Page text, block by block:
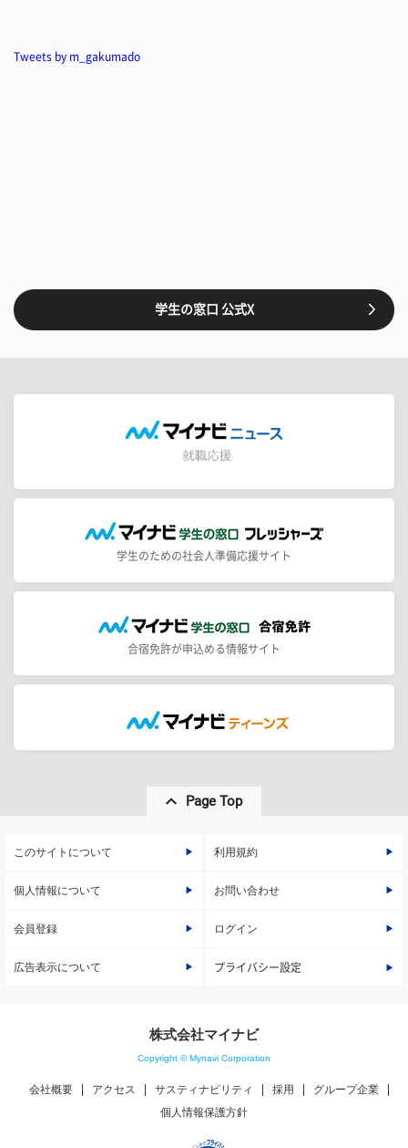
Tweets by m_gakumado
学生の窓口 公式X
学生のための社会人準備応援サイト
合宿免許が申込める情報サイト
Page Top
このサイトについて 利用規約
個人情報について お問い合わせ
会員登録 ログイン
広告表示について プライバシー設定
株式会社マイナビ
Copyright © Mynavi Corporation
会社概要 アクセス サスティナビリティ 採用
グループ企業
個人情報保護方針